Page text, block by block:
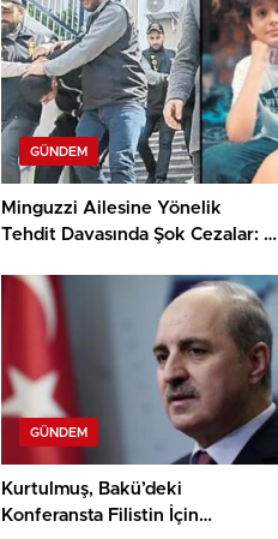
GÜNDEM
Minguzzi Ailesine Yönelik
Tehdit Davasında Şok Cezalar: 7
GÜNDEM
Kurtulmuş, Bakü’deki
Konferansta Filistin İçin